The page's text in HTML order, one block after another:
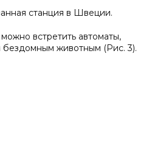
станция в Швеции.
встретить автоматы,
животным (Рис. 3).